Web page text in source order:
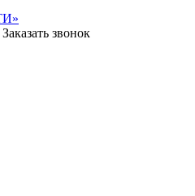
Заказать звонок